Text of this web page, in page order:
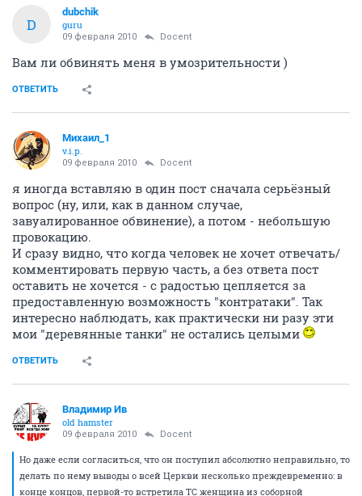
D
dubchik
guru
09 февраля 2010 Docent
Вам ли обвинять меня в умозрительности )
ОТВЕТИТЬ
Михаил_1
v.i.p.
09 февраля 2010 Docent
я иногда вставляю в один пост сначала серьёзный
вопрос (ну, или, как в данном случае,
завуалированное обвинение), а потом - небольшую
провокацию.
И сразу видно, что когда человек не хочет отвечать/
комментировать первую часть, а без ответа пост
оставить не хочется - с радостью цепляется за
предоставленную возможность "контратаки". Так
интересно наблюдать, как практически ни разу эти
мои "деревянные танки" не остались целыми
ОТВЕТИТЬ
Владимир Ив
old hamster
09 февраля 2010 Docent
Но даже если согласиться, что он поступил абсолютно неправильно, то
делать по нему выводы о всей Церкви несколько преждевременно: в
конце концов, первой-то встретила ТС женщина из соборной